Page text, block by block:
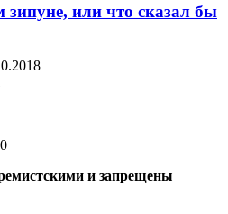
или что сказал бы
и запрещены